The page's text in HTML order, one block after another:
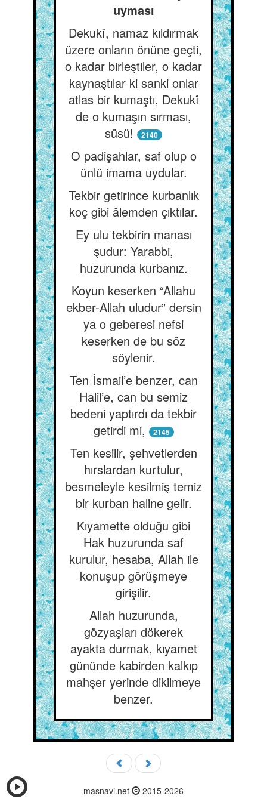
uyması
Dekukî, namaz kıldırmak
üzere onların önüne geçti,
o kadar birleştiler, o kadar
kaynaştılar ki sanki onlar
atlas bir kumaştı, Dekukî
de o kumaşın sırması,
süsü!
2140
O padişahlar, saf olup o
ünlü imama uydular.
Tekbir getirince kurbanlık
koç gibi âlemden çıktılar.
Ey ulu tekbirin manası
şudur: Yarabbi,
huzurunda kurbanız.
Koyun keserken “Allahu
ekber-Allah uludur” dersin
ya o geberesi nefsi
keserken de bu söz
söylenir.
Ten İsmail’e benzer, can
Halil’e, can bu semiz
bedeni yaptırdı da tekbir
getirdi mi,
2145
Ten kesilir, şehvetlerden
hırslardan kurtulur,
besmeleyle kesilmiş temiz
bir kurban haline gelir.
Kıyamette olduğu gibi
Hak huzurunda saf
kurulur, hesaba, Allah ile
konuşup görüşmeye
girişilir.
Allah huzurunda,
gözyaşları dökerek
ayakta durmak, kıyamet
gününde kabirden kalkıp
mahşer yerinde dikilmeye
benzer.
masnavi.net 2015-2026